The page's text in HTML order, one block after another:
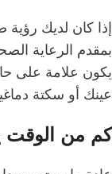
إذا كان لديك
بمقدم الرعاية
يكون علامة على
عينك أو سكتة
كم من الوقت